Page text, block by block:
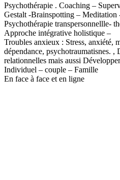
Psychothérapie . Coaching –
Gestalt -Brainspotting – Meditation
Psychothérapie transpersonnellle-
Approche intégrative holistique –
Troubles anxieux : Stress, anxiété,
dépendance, psychotraumatisnes.
relationnelles mais aussi
Individuel – couple – Famille
En face à face et en ligne